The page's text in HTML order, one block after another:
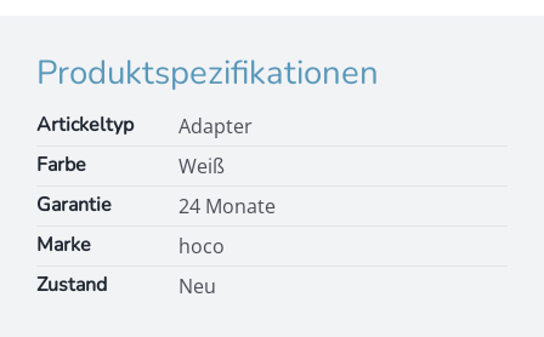
1xUSB-
C,
PD20W
Weiss
Produktspezifikationen
Artickeltyp
Adapter
Farbe
Weiß
Garantie
24 Monate
Marke
hoco
Zustand
Neu